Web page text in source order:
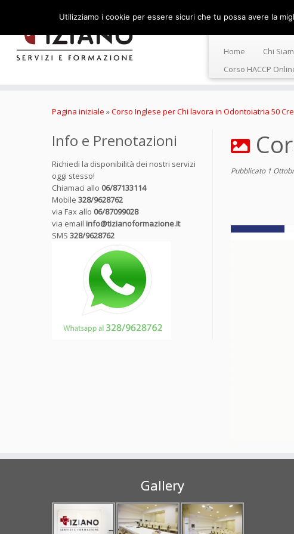
Home Chi
Corso HACCP
Pagina iniziale »Corso Inglese per Chi lavora in Odontoiatria 50
Info e Prenotazioni
Richiedi la disponibilità dei nostri servizi
oggi stesso!
Chiamaci allo 06/87133114
Mobile 328/9628762
via Fax allo 06/87099028
via email info@tizianoformazione.it
SMS 328/9628762
Pubblicato 1
Gallery
Utilizziamo i cookie per essere sicuri che tu possa avere la